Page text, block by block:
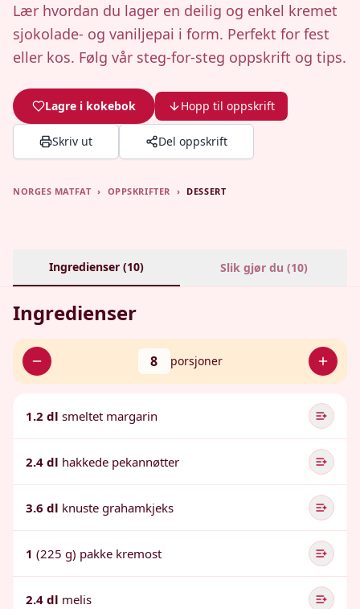
Lær hvordan du lager en deilig og enkel kremet
sjokolade- og vaniljepai i form. Perfekt for fest
eller kos. Følg vår steg-for-steg oppskrift og tips.
Lagre i kokebok Hopp til oppskrift
Skriv ut Del oppskrift
NORGES MATFAT › OPPSKRIFTER › DESSERT
Ingredienser (10) Slik gjør du (10)
Ingredienser
8 porsjoner
1.2 dl smeltet margarin
2.4 dl hakkede pekannøtter
3.6 dl knuste grahamkjeks
1 (225 g) pakke kremost
2.4 dl melis